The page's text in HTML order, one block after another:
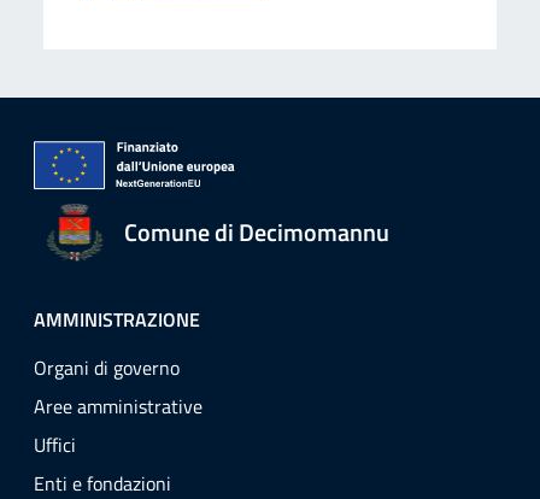
Comune di Decimomannu
AMMINISTRAZIONE
Organi di governo
Aree amministrative
Uffici
Enti e fondazioni